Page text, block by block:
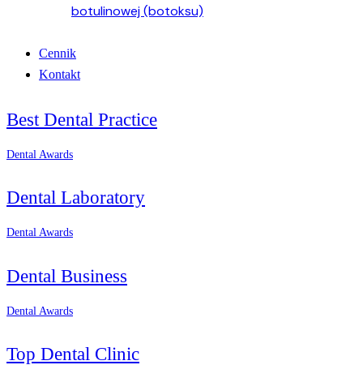
botulinowej (botoksu)
Cennik
Kontakt
Best Dental Practice
Dental Awards
Dental Laboratory
Dental Awards
Dental Business
Dental Awards
Top Dental Clinic